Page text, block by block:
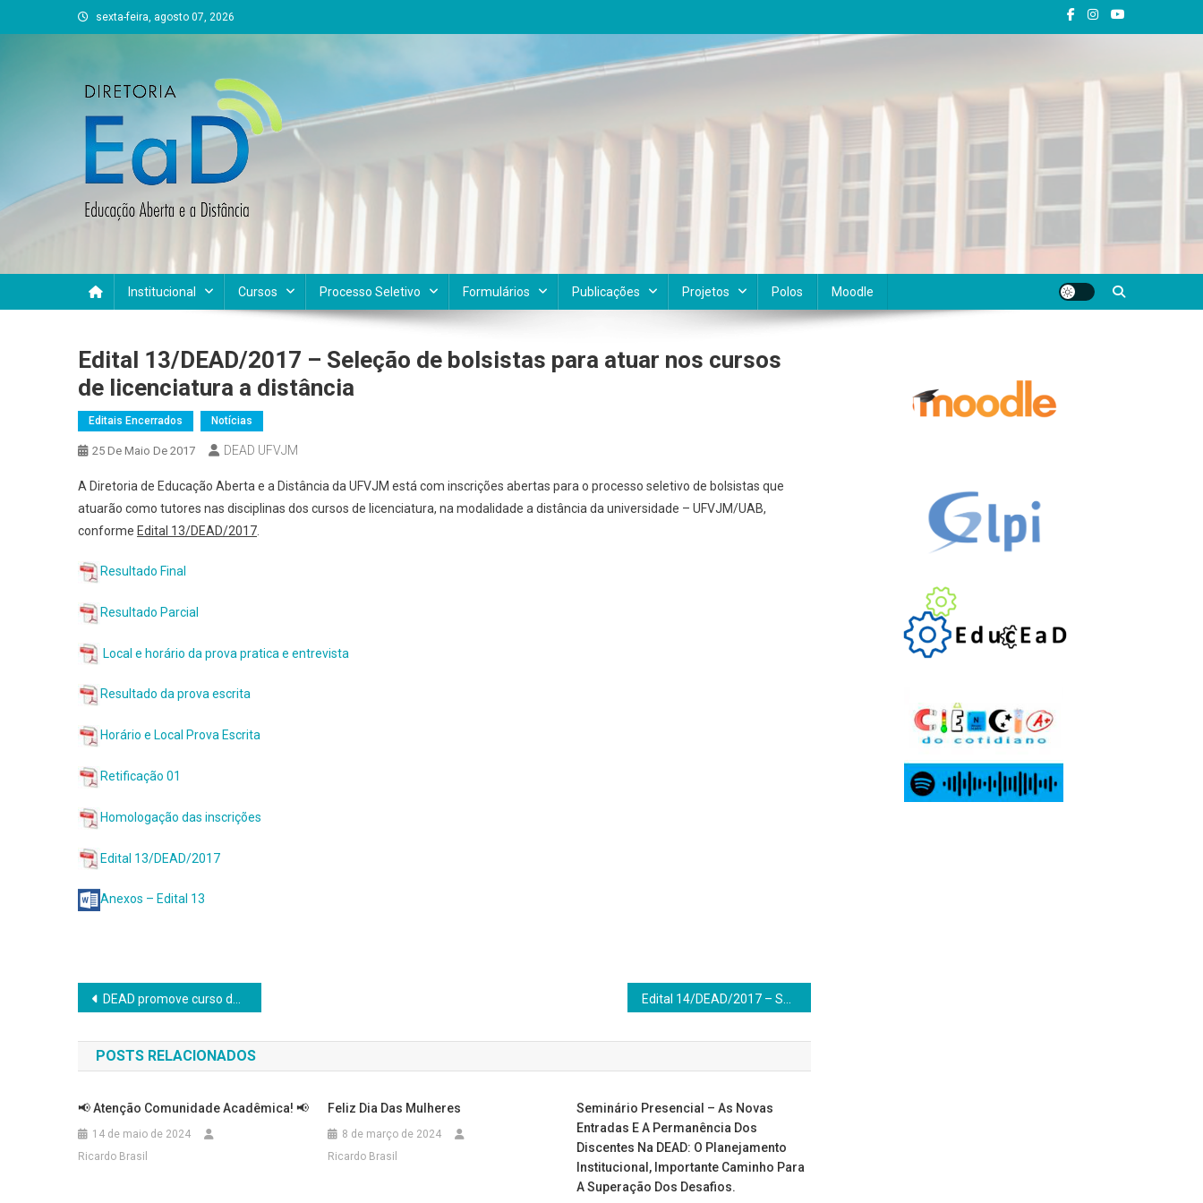
to
sexta-feira, agosto 07, 2026
DEAD UFVJM
Institucional Cursos Processo Seletivo Formulários Publicações Projetos Polos Moodle
Edital 13/DEAD/2017 – Seleção de bolsistas para atuar nos cursos
de licenciatura a distância
Editais Encerrados Notícias
25 De Maio De 2017 DEAD UFVJM
A Diretoria de Educação Aberta e a Distância da UFVJM está com inscrições abertas para o processo seletivo de bolsistas que
atuarão como tutores nas disciplinas dos cursos de licenciatura, na modalidade a distância da universidade – UFVJM/UAB,
conforme Edital 13/DEAD/2017
Resultado Final
Resultado Parcial
Local e horário da prova pratica e entrevista
Resultado da prova escrita
Horário e Local Prova Escrita
Retificação 01
Homologação das inscrições
Edital 13/DEAD/2017
Anexos – Edital 13
Navegação
de
Post
DEAD promove curso de formação para tutores
POSTS RELACIONADOS
📢 Atenção Comunidade Acadêmica! 📢
14 de maio de 2024
Ricardo Brasil
Feliz Dia Das Mulheres
8 de março de 2024
Ricardo Brasil
Seminário Presencial – As Novas
Entradas E A Permanência Dos
Discentes Na DEAD: O Planejamento
Institucional, Importante Caminho Para
A Superação Dos Desafios.